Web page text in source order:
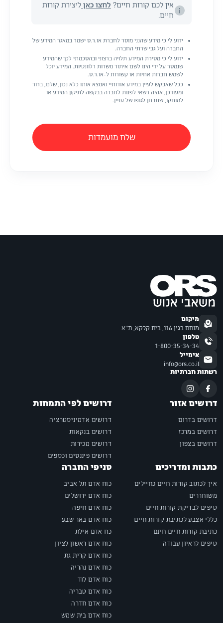
אין לכם קורות חיים? לחצו כאן ליצירת קורות
חיים.
ידוע לי כי מידע שהנני מוסר לחברת או.ר.ס ישמר במאגר המידע של
החברה ועל גבי שרתי החברה.
ידוע לי כי מסירת המידע תלויה ברצוני ובהסכמתי לכך שהמידע
שנמסר על ידי הינו לשם איתור משרות רלוונטיות. המידע יוכל
לשמש חברות אחיות או קשורות ל-או.ר.ס.
ככל שאבקש לעיין במידע אודותיי ואמצא אותו כלא נכון, שלם, ברור
ומעודכן, אהיה רשאי לפנות לחברה בבקשה לתיקון המידע או
למוחקו, שתבחן לגופו של עניין.
שלח מועמדות
מיקום
מנחם בגין 116, בית קלקא, ת"א
טלפון
1-800-35-34-34
אימייל
info@ors.co.il
רשתות חברתיות
דרושים אזור
דרושים בדרום
דרושים במרכז
דרושים בצפון
דרושים לפי התמחות
דרושים אדמיניסטרציה
דרושים בנקאות
דרושים מכירות
דרושים פיננסים וכספים
כתבות ומדריכים
איך לכתוב קורות חיים כחיילים
משוחררים
טיפים לבדיקת קורות חיים
כללי אצבע לכתיבת קורות חיים
כתיבת קורות חיים חינם
טיפים לראיון עבודה
סניפי החברה
כוח אדם תל אביב
כוח אדם ירושלים
כוח אדם חיפה
כוח אדם באר שבע
כח אדם אילת
כוח אדם ראשון לציון
כוח אדם קרית גת
כוח אדם נהריה
כוח אדם לוד
כוח אדם טבריה
כוח אדם חדרה
כוח אדם בית שמש